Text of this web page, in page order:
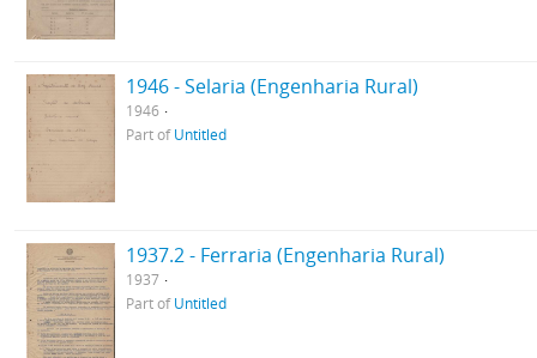
1946 - Selaria (Engenharia Rural)
1946
Part ofUntitled
1937.2 - Ferraria (Engenharia Rural)
1937
Part ofUntitled